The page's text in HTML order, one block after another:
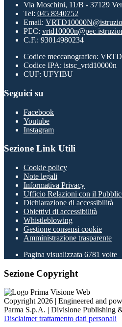
Via Moschini, 11/B - 37129
Tel: 045 8340752
Email:
PEC:
C.F.: 93014980234
Codice meccanografico:
Codice IPA: istsc_vrtd10000n
CUF: UFYIBU
Seguici su
Facebook
Youtube
Instagram
Sezione Link Utili
Cookie policy
Note legali
Informativa Privacy
Ufficio Relazioni con il
Dichiarazione di accessibilità
Obiettivi di accessibilità
Whistleblowing
Gestione consensi cookie
Amministrazione trasparente
Pagina visualizzata 6781 volte
Sezione Copyright
Copyright 2026 | Engineered and
Parma S.p.A. | Divisione Publishing
Disclaimer trattamento dati personali